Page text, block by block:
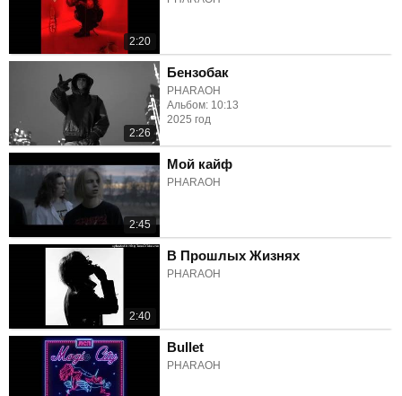
2:20
2:26
Бензобак
PHARAOH
Альбом: 10:13
2025 год
2:45
Мой кайф
PHARAOH
2:40
В Прошлых Жизнях
PHARAOH
Bullet
PHARAOH